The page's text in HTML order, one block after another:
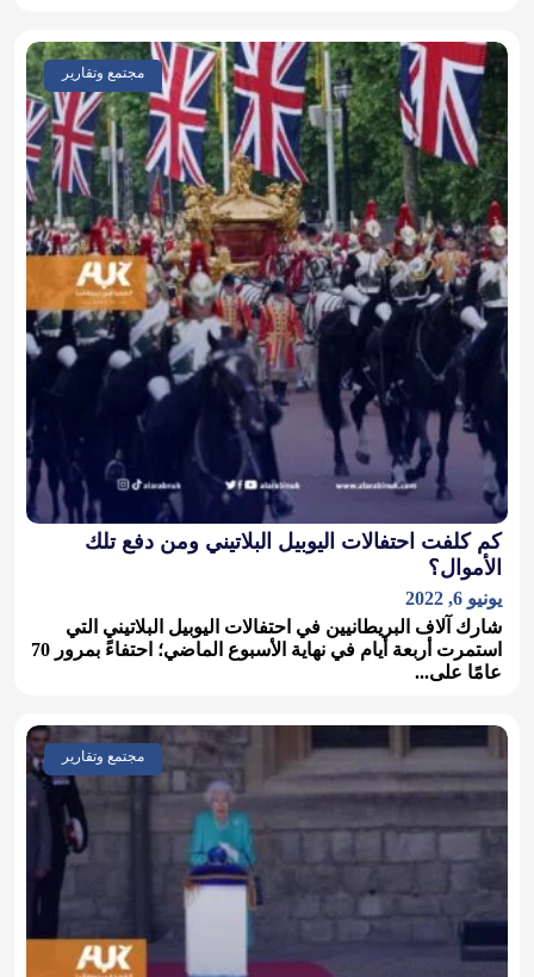
مجتمع وتقارير
كم كلفت احتفالات اليوبيل البلاتيني ومن دفع تلك
الأموال؟
يونيو 6, 2022
شارك آلاف البريطانيين في احتفالات اليوبيل البلاتيني التي
استمرت أربعة أيام في نهاية الأسبوع الماضي؛ احتفاءً بمرور 70
عامًا على...
مجتمع وتقارير